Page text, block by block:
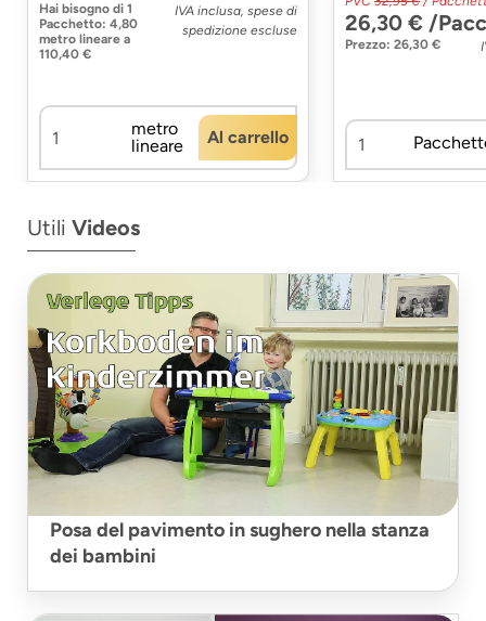
Hai bisogno di 1
Pacchetto: 4,80
metro lineare a
110,40 €
IVA inclusa, spese di
spedizione escluse
metro
lineare
Al carrello
26,30 € /
Prezzo: 26,30 €
Utili Videos
Posa del pavimento in sughero nella stanza
dei bambini